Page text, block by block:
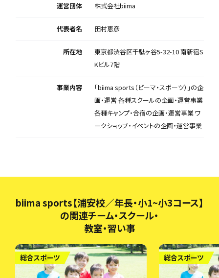
運営団体 株式会社biima
代表者名 田村恵彦
所在地
東京都渋谷区千駄ヶ谷5-32-10 南新宿S
Kビル7階
事業内容
「biima sports（ビーマ・スポーツ）」の企
画・運営 各種スクールの企画・運営事業
各種キャンプ・合宿の企画・運営事業 ワ
ークショップ・イベントの企画・運営事業
biima sports【浦安校／年長・小1~小3コース】
の関連チーム・スクール・
教室・習い事
総合スポーツ 総合スポーツ